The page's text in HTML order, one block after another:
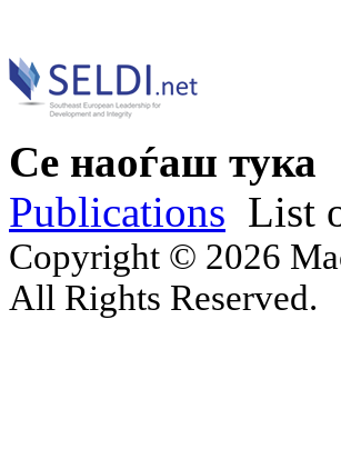
Се наоѓаш тука
Publications List
Copyright © 2026
All Rights Reserved.